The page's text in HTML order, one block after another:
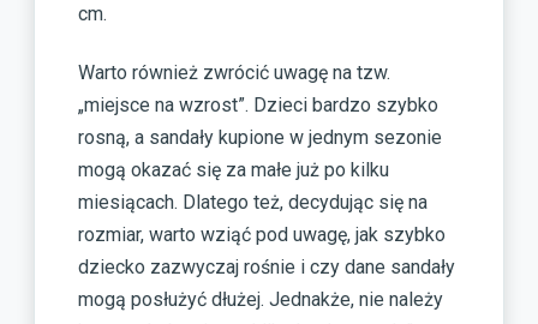
cm.
Warto również zwrócić uwagę na tzw.
„miejsce na wzrost”. Dzieci bardzo szybko
rosną, a sandały kupione w jednym sezonie
mogą okazać się za małe już po kilku
miesiącach. Dlatego też, decydując się na
rozmiar, warto wziąć pod uwagę, jak szybko
dziecko zazwyczaj rośnie i czy dane sandały
mogą posłużyć dłużej. Jednakże, nie należy